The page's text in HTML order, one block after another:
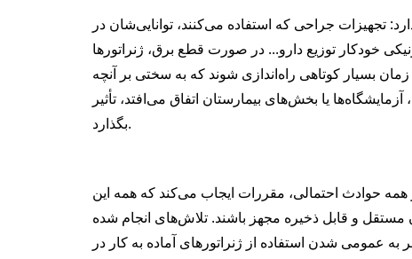
تجهیزات جراحی که استفاده می‌کنند، توانایی‌شان در
خودکار توزیع دارو... در صورت قطع برق، ژنراتورها
بسیار کوتاهی راه‌اندازی شوند که به سختی بر آنچه
یا بخش‌های بیمارستان اتفاق می‌افتد، تأثیر
بگذارد.
همه حوادث احتمالی، مقررات ایجاب می‌کند که همه این
و قابل ذخیره مجهز باشند. تلاش‌های انجام شده
به عمومی شدن استفاده از ژنراتورهای آماده به کار در